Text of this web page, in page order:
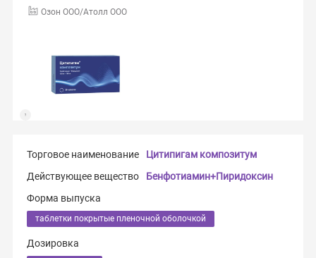
Озон ООО/Атолл ООО
Торговое наименование
Цитипигам композитум
Действующее вещество
Бенфотиамин+Пиридоксин
Форма выпуска
таблетки покрытые пленочной оболочкой
Дозировка